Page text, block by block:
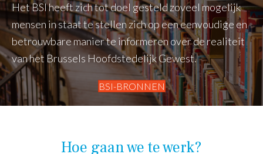
Het BSI heeft zich tot doel gesteld zoveel mogelijk
mensen in staat te stellen zich op een eenvoudige en
betrouwbare manier te informeren over de realiteit
van het Brussels Hoofdstedelijk Gewest.
BSI-BRONNEN
Hoe gaan we te werk?